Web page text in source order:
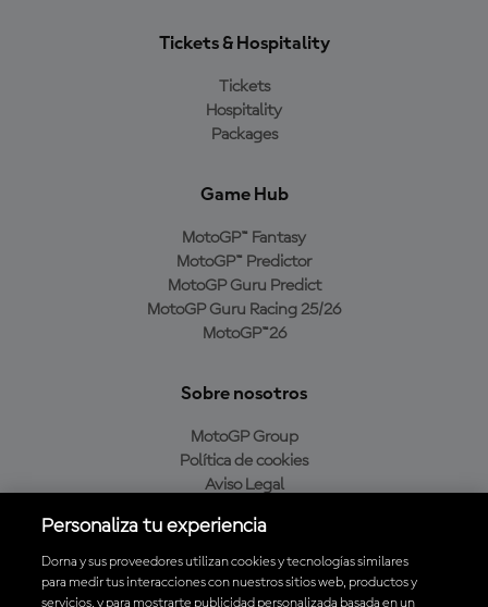
Tickets & Hospitality
Tickets
Hospitality
Packages
Game Hub
MotoGP™ Fantasy
MotoGP™ Predictor
MotoGP Guru Predict
MotoGP Guru Racing 25/26
MotoGP™26
Sobre nosotros
MotoGP Group
Política de cookies
Aviso Legal
Política de compra
Personaliza tu experiencia
Dorna y sus proveedores utilizan cookies y tecnologías similares
para medir tus interacciones con nuestros sitios web, productos y
servicios, y para mostrarte publicidad personalizada basada en un